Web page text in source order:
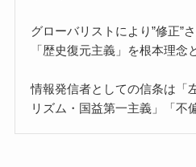
グローバリストにより”修正”
「歴史復元主義」を根本理念
情報発信者としての信条は「
リズム・国益第一主義」「不